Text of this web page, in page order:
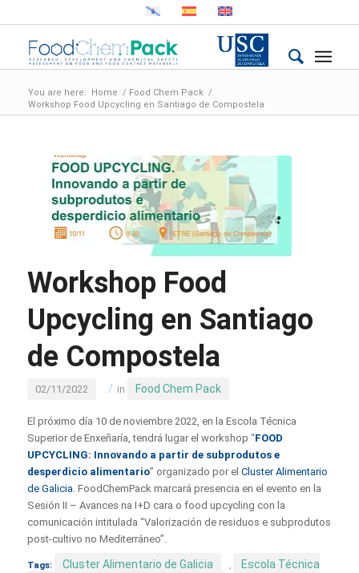
You are here: Home / Food Chem Pack /
Workshop Food Upcycling en Santiago de Compostela
Workshop Food
Upcycling en Santiago
de Compostela
02/11/2022 / in Food Chem Pack
El próximo día 10 de noviembre 2022, en la Escola Técnica
Superior de Enxeñaría, tendrá lugar el workshop “FOOD
UPCYCLING: Innovando a partir de subprodutos e
desperdicio alimentario” organizado por el Cluster Alimentario
de Galicia . FoodChemPack marcará presencia en el evento en la
Sesión II – Avances na I+D cara o food upcycling con la
comunicación intitulada “Valorización de residuos e subprodutos
post-cultivo no Mediterráneo”.
Tags: Cluster Alimentario de Galicia ,
Escola Técnica